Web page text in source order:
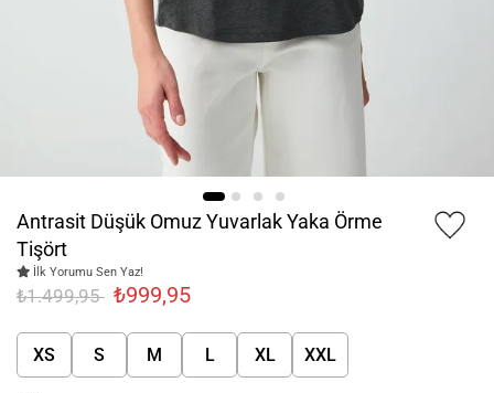
Antrasit Düşük Omuz Yuvarlak Yaka Örme
Tişört
İlk Yorumu Sen Yaz!
₺1.499,95 ₺999,95
XS S M L XL XXL